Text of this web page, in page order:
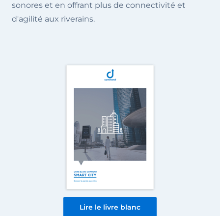
sonores et en offrant plus de connectivité et
d'agilité aux riverains.
Lire le livre blanc